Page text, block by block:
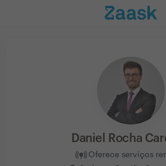
Daniel Rocha
Oferece serviços